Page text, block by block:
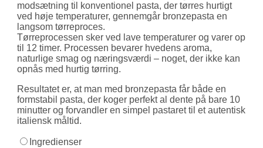
modsætning til konventionel pasta, der tørres hurtigt
ved høje temperaturer, gennemgår bronzepasta en
langsom tørreproces.
Tørreprocessen sker ved lave temperaturer og varer op
til 12 timer. Processen bevarer hvedens aroma,
naturlige smag og næringsværdi – noget, der ikke kan
opnås med hurtig tørring.
Resultatet er, at man med bronzepasta får både en
formstabil pasta, der koger perfekt al dente på bare 10
minutter og forvandler en simpel pastaret til et autentisk
italiensk måltid.
Ingredienser